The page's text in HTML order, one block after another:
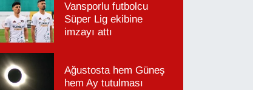
Vansporlu futbolcu
Süper Lig ekibine
imzayı attı
Ağustosta hem Güneş
hem Ay tutulması